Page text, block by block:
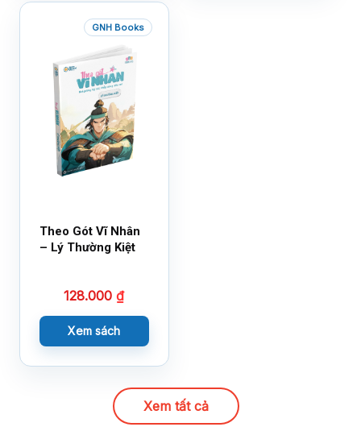
GNH Books
Theo Gót Vĩ Nhân
– Lý Thường Kiệt
128.000₫
Xem sách
Xem tất cả